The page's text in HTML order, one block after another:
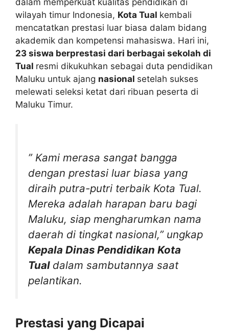
wilayah timur Indonesia, Kota Tual kembali
mencatatkan prestasi luar biasa dalam bidang
akademik dan kompetensi mahasiswa. Hari ini,
23 siswa berprestasi dari berbagai sekolah di
Tual resmi dikukuhkan sebagai duta pendidikan
Maluku untuk ajang nasional setelah sukses
melewati seleksi ketat dari ribuan peserta di
Maluku Timur.
” Kami merasa sangat bangga
dengan prestasi luar biasa yang
diraih putra-putri terbaik Kota Tual.
Mereka adalah harapan baru bagi
Maluku, siap mengharumkan nama
daerah di tingkat nasional,” ungkap
Kepala Dinas Pendidikan Kota
Tual dalam sambutannya saat
pelantikan.
Prestasi yang Dicapai